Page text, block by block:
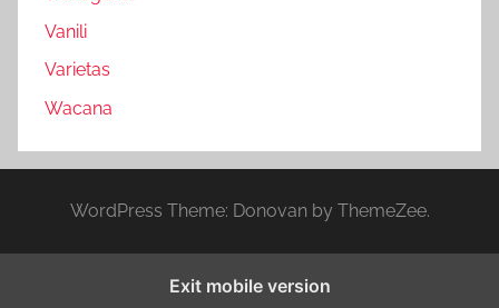
Vanili
Varietas
Wacana
WordPress Theme: Donovan by ThemeZee.
Exit mobile version